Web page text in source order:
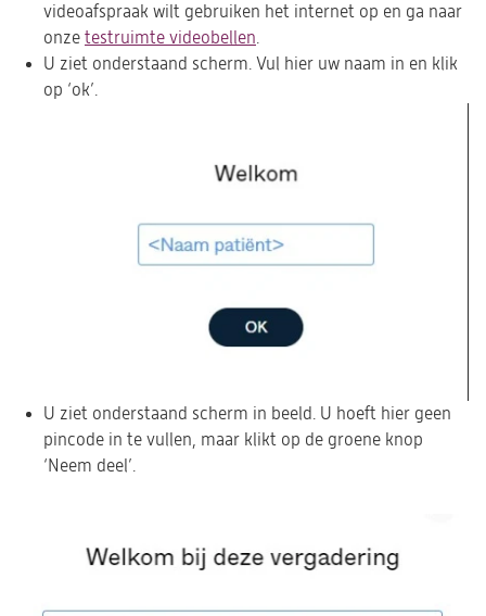
videoafspraak wilt gebruiken het internet op en ga naar
onze testruimte videobellen(opent
in
.
U ziet onderstaand scherm. Vul hier uw naam in en klik
op ‘ok’.
U ziet onderstaand scherm in beeld. U hoeft hier geen
pincode in te vullen, maar klikt op de groene knop
‘Neem deel’.